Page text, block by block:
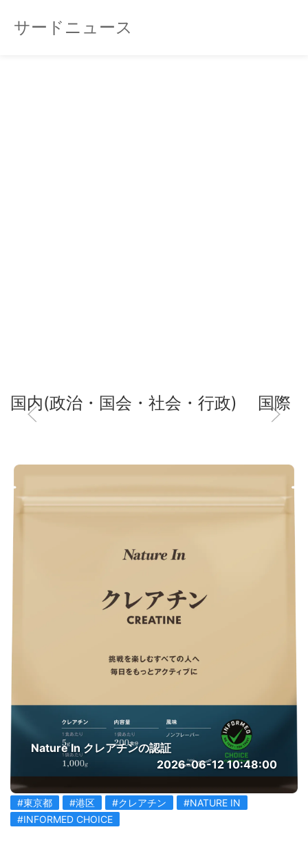
サードニュース
国内(政治・国会・社会・行政) 国際
Nature In クレアチンの認証
2026-06-12 10:48:00
#東京都 #港区 #クレアチン
#NATURE IN
#INFORMED CHOICE